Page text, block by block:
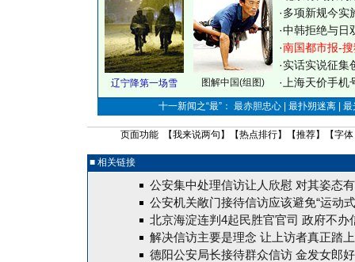
辽宁降第一场雪 图解中国(组图)
·多项新规今实
·中韩拒绝与日
·南国都市报-
·实话实说征集
· 上海天价手
十一新闻之“最”： 最赤胆忠心 | 最扑朔迷离 |
页面功能 【我来说两句 】【热点排行】【推荐】【字体
■ 相关链接
公安集中处理信访让人欣慰 对其姿态
公安机关敞门接待信访应该避免“运动
北京海淀连判4起民胜官官司 政府不办
解决信访主要是理念 让上访者真正踏
德阳公安局长接待群众信访 金发女郎